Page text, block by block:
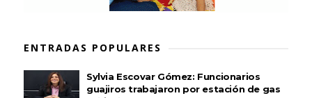
ENTRADAS POPULARES
Sylvia Escovar Gómez: Funcionarios
guajiros trabajaron por estación de gas